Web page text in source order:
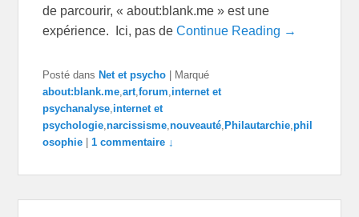
de parcourir, « about:blank.me » est une
expérience. Ici, pas deContinue Reading →
Posté dans Net et psycho | Marqué
about:blank.me ,art ,forum internet et
psychanalyse internet et
psychologie ,narcissisme ,nouveauté ,Philautarchie ,phil
osophie |1 commentaire ↓